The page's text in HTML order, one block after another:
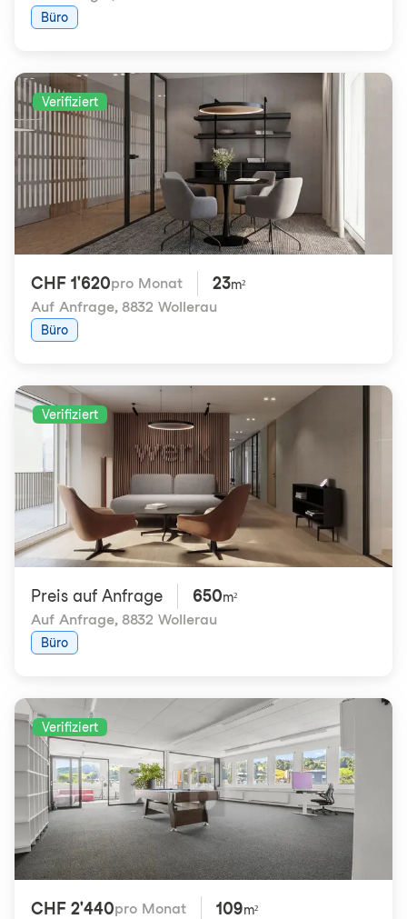
Büro
Verifiziert
CHF 1'620pro Monat 23m²
Auf Anfrage, 8832 Wollerau
Büro
Verifiziert
Preis auf Anfrage 650m²
Auf Anfrage, 8832 Wollerau
Büro
Verifiziert
CHF 2'440pro Monat 109m²